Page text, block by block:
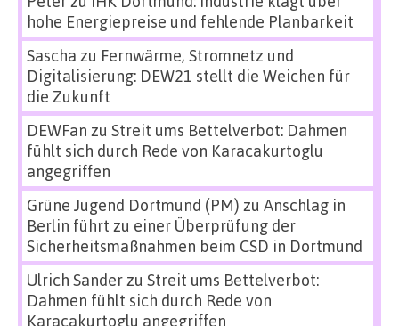
hohe Energiepreise und fehlende Planbarkeit
Sascha zu Fernwärme, Stromnetz und
Digitalisierung: DEW21 stellt die Weichen für
die Zukunft
DEWFan zu Streit ums Bettelverbot: Dahmen
fühlt sich durch Rede von Karacakurtoglu
angegriffen
Grüne Jugend Dortmund (PM) zu Anschlag in
Berlin führt zu einer Überprüfung der
Sicherheitsmaßnahmen beim CSD in Dortmund
Ulrich Sanderzu Streit ums Bettelverbot:
Dahmen fühlt sich durch Rede von
Karacakurtoglu angegriffen